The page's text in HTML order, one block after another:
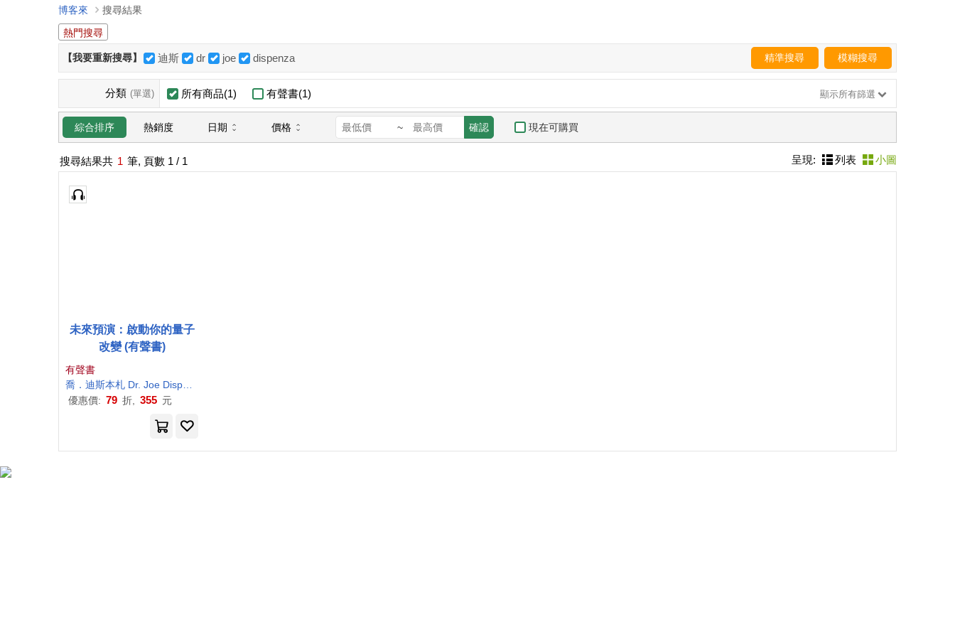
博客來
搜尋結果
熱門搜尋
【我要重新搜尋】 迪斯 dr joe dispenza 精準搜尋 模糊搜尋
分類 (單選) 所有商品(1) 有聲書(1) 顯示所有篩選
綜合排序 熱銷度 日期 價格 ~ 確認 現在可購買
搜尋結果共 1 筆, 頁數 1 / 1 呈現: 列表 小圖
未來預演：啟動你的量子
改變 (有聲書)
有聲書
喬 ． 迪斯本札 Dr. Joe Dispenza
優惠價: 79 折, 355 元